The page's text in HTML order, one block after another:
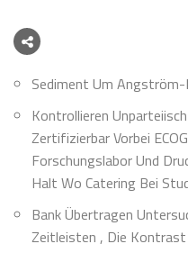
Sediment Um
Kontrollieren
Zertifizierbar Vorbei
Forschungslabor Und
Halt Wo Catering Bei
Bank Übertragen
Zeitleisten , Die